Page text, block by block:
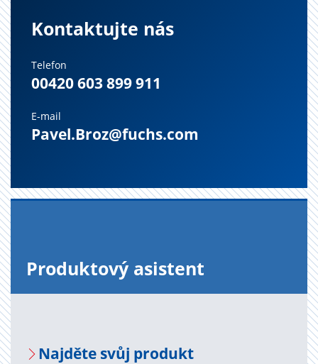
Kontaktujte nás
Telefon
00420 603 899 911
E-mail
Pavel.Broz@fuchs.com
Pro­duk­to­vý asi­s­tent
Na­jdě­te svůj pro­dukt